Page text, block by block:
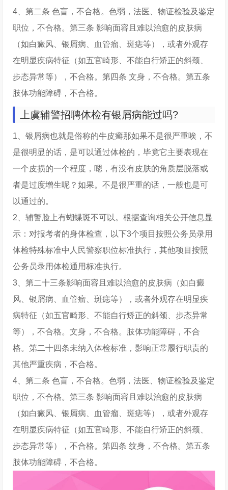
4、第二条 色盲，不合格。色弱，法医、物证检验及鉴定
职位，不合格。第三条 影响面容且难以治愈的皮肤病
（如白癜风、银屑病、血管瘤、斑痣等），或者外观存
在明显疾病特征（如五官畸形、不能自行矫正的斜颈、
步态异常等），不合格。第四条 文身，不合格。第五条
肢体功能障碍，不合格。
上虞辅警招聘体检有银屑病能过吗?
1、银屑病也就是俗称的牛皮癣那如果不是很严重唉，不
是很明显的话，是可以通过体检的，毕竟它主要表现在
一个皮损的一个程度，嗯，有没有皮肤的角质层脱落或
者是过度增生呢？如果。不是很严重的话，一般也是可
以通过的。
2、辅警脸上有蝴蝶斑不可以。根据查询相关公开信息显
示：对报考者的身体检查，以下3个项目按照公务员录用
体检特殊标准中人民警察职位标准执行，其他项目按照
公务员录用体检通用标准执行。
3、第二十三条影响面容且难以治愈的皮肤病（如白癜
风、银屑病、血管瘤、斑痣等），或者外观存在明显疾
病特征（如五官畸形、不能自行矫正的斜颈、步态异常
等），不合格。文身，不合格。肢体功能障碍，不合
格。第二十四条未纳入体检标准，影响正常履行职责的
其他严重疾病，不合格。
4、第二条 色盲，不合格。色弱，法医、物证检验及鉴定
职位，不合格。第三条 影响面容且难以治愈的皮肤病
（如白癜风、银屑病、血管瘤、斑痣等），或者外观存
在明显疾病特征（如五官畸形、不能自行矫正的斜颈、
步态异常等），不合格。第四条 纹身，不合格。第五条
肢体功能障碍，不合格。